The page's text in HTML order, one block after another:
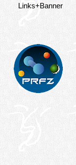
Links+Banner